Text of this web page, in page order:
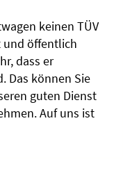
keinen TÜV
und öffentlich
dass er
Das können Sie
guten Dienst
Auf uns ist